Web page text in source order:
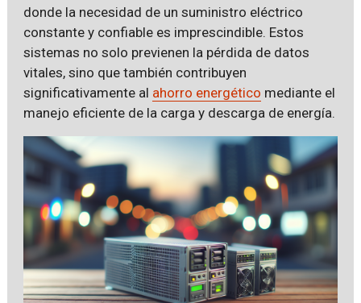
donde la necesidad de un suministro eléctrico
constante y confiable es imprescindible. Estos
sistemas no solo previenen la pérdida de datos
vitales, sino que también contribuyen
significativamente al ahorro energético mediante el
manejo eficiente de la carga y descarga de energía.